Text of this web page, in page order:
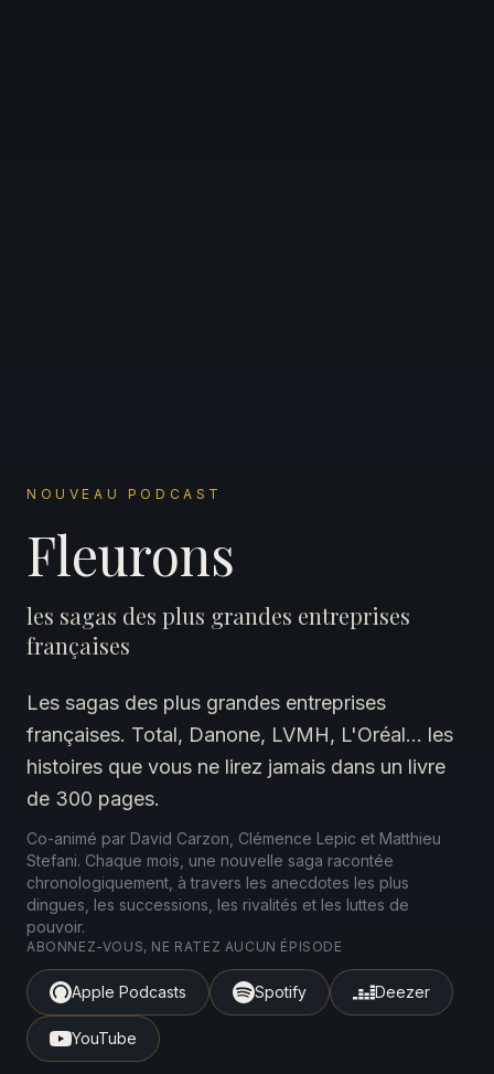
NOUVEAU PODCAST
Fleurons
les sagas des plus grandes entreprises
françaises
Les sagas des plus grandes entreprises
françaises. Total, Danone, LVMH, L'Oréal… les
histoires que vous ne lirez jamais dans un livre
de 300 pages.
Co-animé par David Carzon, Clémence Lepic et Matthieu
Stefani. Chaque mois, une nouvelle saga racontée
chronologiquement, à travers les anecdotes les plus
dingues, les successions, les rivalités et les luttes de
pouvoir.
ABONNEZ-VOUS, NE RATEZ AUCUN ÉPISODE
Apple Podcasts Spotify Deezer
YouTube